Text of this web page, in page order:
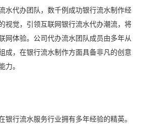
水代办团队，数千例成功银行流水制作经
视觉，引领互联网银行流水代办潮流，将
网体验。公司代办流水团队成员由多年从
成，在银行流水制作方面具备非凡的创意
。
银行流水服务行业拥有多年经验的精英。